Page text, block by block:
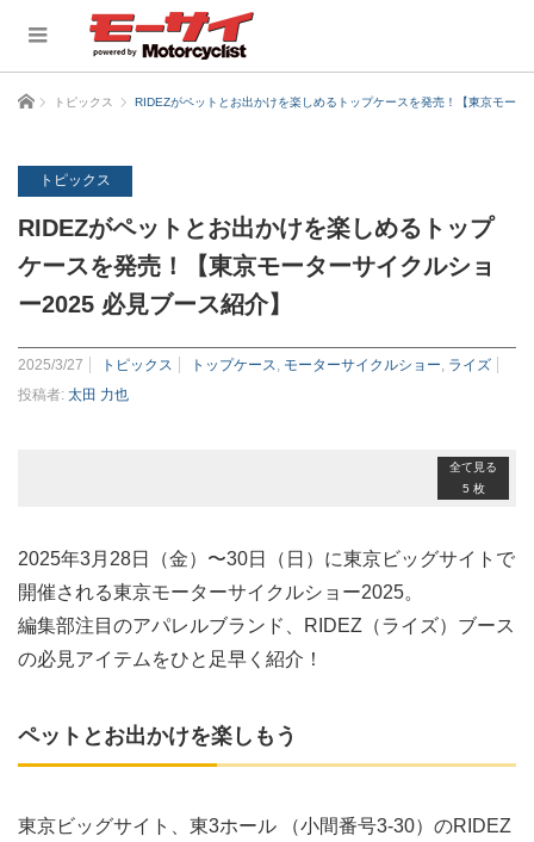
ホーム トピックス RIDEZがペットとお出かけを楽しめるトップケースを発売！【東京モー
トピックス
RIDEZがペットとお出かけを楽しめるトップ
ケースを発売！【東京モーターサイクルショ
ー2025 必見ブース紹介】
2025/3/27 トピックス トップケース モーターサイクルショー ライズ
投稿者: 太田 力也
全て見る
5 枚
2025年3月28日（金）〜30日（日）に東京ビッグサイトで
開催される東京モーターサイクルショー2025。
編集部注目のアパレルブランド、RIDEZ（ライズ）ブース
の必見アイテムをひと足早く紹介！
ペットとお出かけを楽しもう
東京ビッグサイト、東3ホール （小間番号3-30）のRIDEZ